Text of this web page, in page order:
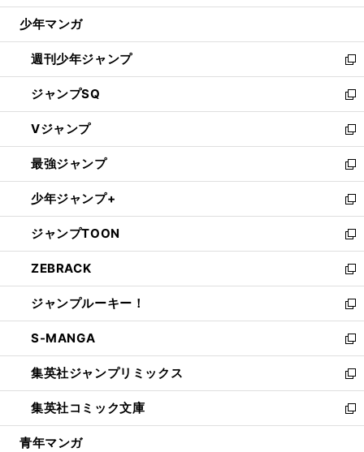
ウ
開
く
少年マンガ
週刊少年ジャンプ
新
し
い
ウ
ィ
ン
ド
ウ
で
開
く
ジャンプSQ
新
し
い
ウ
ィ
ン
ド
ウ
で
開
く
Vジャンプ
新
し
い
ウ
ィ
ン
ド
ウ
で
開
く
最強ジャンプ
新
し
い
ウ
ィ
ン
ド
ウ
で
開
く
少年ジャンプ+
新
し
い
ウ
ィ
ン
ド
ウ
で
開
く
ジャンプTOON
新
し
い
ウ
ィ
ン
ド
ウ
で
開
く
ZEBRACK
新
し
い
ウ
ィ
ン
ド
ウ
で
開
ジャンプルーキー！
新
し
い
ウ
ィ
ン
ド
ウ
S-MANGA
新
し
い
ウ
ィ
ン
集英社ジャンプリミックス
新
し
い
ウ
集英社コミック文庫
新
し
青年マンガ